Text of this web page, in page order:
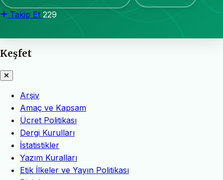
Takip Et 229
Keşfet
Arşiv
Amaç ve Kapsam
Ücret Politikası
Dergi Kurulları
İstatistikler
Yazım Kuralları
Etik İlkeler ve Yayın Politikası